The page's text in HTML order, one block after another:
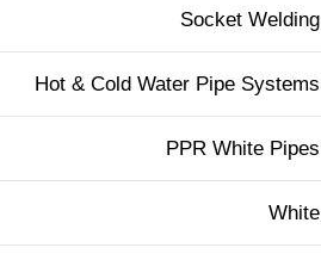
Socket Welding
Hot & Cold Water Pipe Systems
PPR White Pipes
White